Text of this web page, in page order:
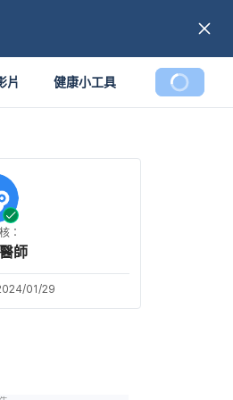
片 健康小工具
：
師
01/29